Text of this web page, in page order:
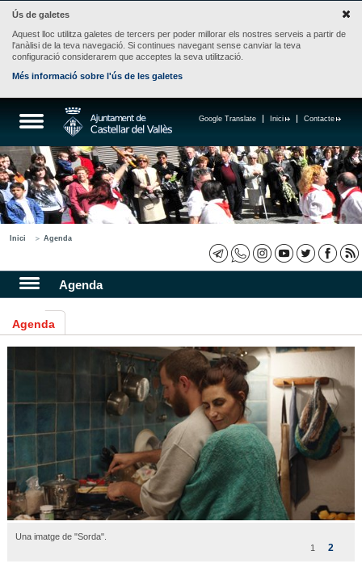
Ús de galetes
Aquest lloc utilitza galetes de tercers per poder millorar els nostres serveis a partir de
l'anàlisi de la teva navegació. Si continues navegant sense canviar la teva
configuració considerarem que acceptes la seva utilització.
Més informació sobre l'ús de les galetes
Contacte
Inici
Google Translate
Inici Agenda
Agenda
Agenda
Una imatge de "Sorda".
1
2